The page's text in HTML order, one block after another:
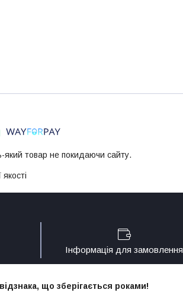
який товар не покидаючи сайту.
Інформація для замовлення
що зберігається роками!